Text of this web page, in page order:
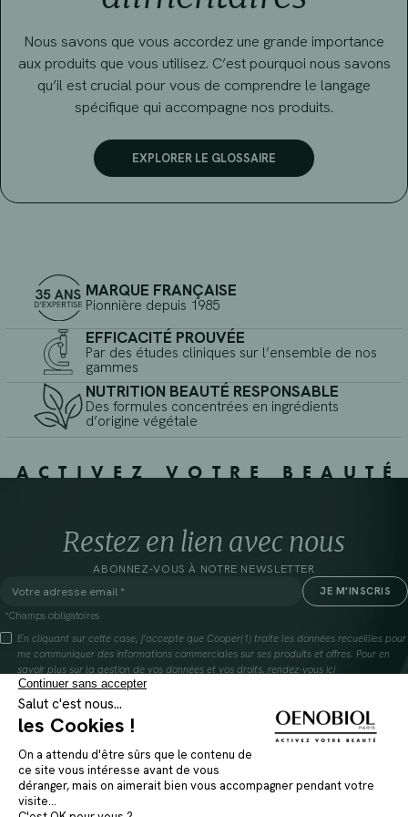
Nous savons que vous accordez une grande importance
aux produits que vous utilisez. C’est pourquoi nous savons
qu’il est crucial pour vous de comprendre le langage
spécifique qui accompagne nos produits.
EXPLORER LE GLOSSAIRE
MARQUE FRANÇAISE
Pionnière depuis 1985
EFFICACITÉ PROUVÉE
Par des études cliniques sur l’ensemble de nos
gammes
NUTRITION BEAUTÉ RESPONSABLE
Des formules concentrées en ingrédients
d’origine végétale
ACTIVEZ VOTRE BEAUTÉ
Restez en lien avec nous
ABONNEZ-VOUS À NOTRE NEWSLETTER
*Champs obligatoires
En cliquant sur cette case, j’accepte que Cooper(1) traite les données recueillies pour
me communiquer des informations commerciales sur ses produits et offres. Pour en
savoir plus sur la gestion de vos données et vos droits, rendez-vous ici
(1) Coopération pharmaceutique Française, RCS Melun 399 227 636
INSTAGRAM
FACEBOOK
TIKTOK
YOUTUBE
GLOSSAIRE
NOUS CONTACTER
OÙ TROUVER NOS PRODUITS